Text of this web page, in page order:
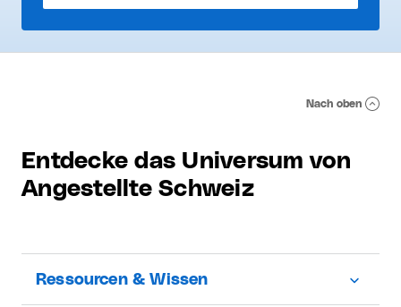
Nach oben
Entdecke das Universum von
Angestellte Schweiz
Ressourcen & Wissen